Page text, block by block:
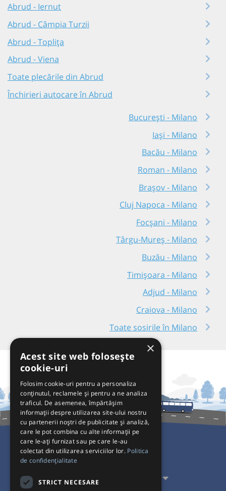
Abrud - Iernut
Abrud - Câmpia Turzii
Abrud - Toplița
Abrud - Viena
Toate plecările din Abrud
Închirieri autocare în Abrud
București - Milano
Iași - Milano
Bacău - Milano
Roman - Milano
Brașov - Milano
Cluj Napoca - Milano
Focșani - Milano
Târgu-Mureș - Milano
Buzău - Milano
Timișoara - Milano
Adjud - Milano
Craiova - Milano
Toate sosirile în Milano
Pentru Călători
Pentru Transportatori
×
Acest site web folosește
cookie-uri
Folosim cookie-uri pentru a personaliza
conținutul, reclamele și pentru a ne analiza
traficul. De asemenea, împărtășim
informații despre utilizarea site-ului nostru
cu partenerii noștri de publicitate și analiză,
care le pot combina cu alte informații pe
care le-ați furnizat sau pe care le-au
colectat din utilizarea serviciilor lor. Politica
de confidențialitate
STRICT NECESARE